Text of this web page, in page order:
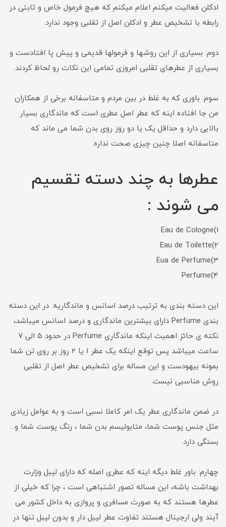
ادکلن فعالیت میکنم اعلام میکنم که هیچ فرمول خاص و ثابتی در
رابطه با تشخیص عطر و ادکلن اصل از تقلبی وجود ندارد.
دوم: بسیاری از این روشها و فرمولها قدیمی و پیش پا افتادست و
بسیاری از عطرهای تقلبی امروزی تمامی این نکات رو لحاظ کردند.
سوم: باوری که به غلط در بین مردم و متاسفانه برخی از همکاران
من جا افتاده اینه که عطر اصل عطری است که ماندگاری بسیار
بالایی دارد و حداقل یک یا دو روز روی بدن شما می ماند که
متاسفانه اصلا چنین چیزی صحت نداره.
عطرها به چند دسته تقسیم
می شوند :
1)Eau de Cologne
2)Eau de Toilette
3)Eua de Perfume
4)Perfume
این دسته بندی به ترتیب درصد اسانس و ماندگاریه. در این دسته
بندی Perfume دارای بیشترین ماندگاری و درصد اسانس میباشد،
نکته ی حائز اهمیت اینکه ماندگاری Perfume در حدود 5 الی 7
ساعت میباشد پس توقع اینکه یک عطر 1 یا 2 روز بر روی تن شما
بمونه بیهودست و این مساله برای تشخیص عطر اصل از تقلبی
روش مناسبی نیست.
در ضمن ماندگاری عطر یک امر کاملا نسبی است و به عوامل زیادی
مثل جنس پوست شما، متابولیسم بدن شما ، رنگ پوست شما و...
بستگی دارد.
چهارم: باور غلط دیگه اینه که عطری اصله که دارای لیبل وزارت
بهداشت باشه، این مساله تصور اشتباهی است ، چرا که خیلی از
عطرها هستند که به صورت مسافری و پروازی به داخل کشور می
آیند ولی ارجینال هستند تفاوت عطر لیبل دار و بدون لیبل تنها در